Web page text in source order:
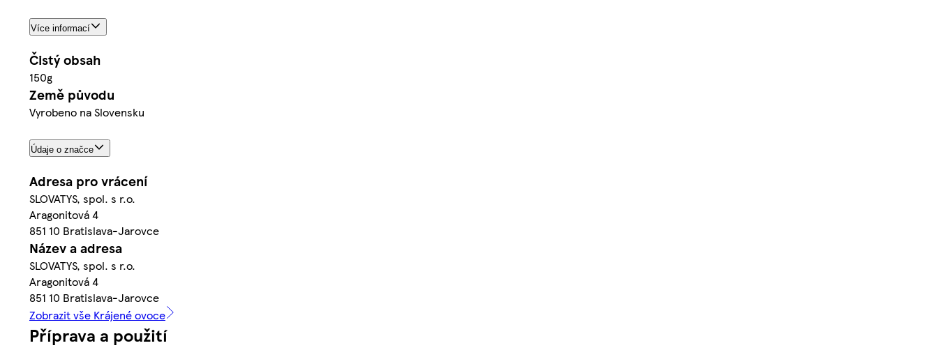
Více informací
Čistý obsah
150g
Země původu
Vyrobeno na Slovensku
Údaje o značce
Adresa pro vrácení
SLOVATYS, spol. s r.o.
Aragonitová 4
851 10 Bratislava-Jarovce
Název a adresa
SLOVATYS, spol. s r.o.
Aragonitová 4
851 10 Bratislava-Jarovce
Zobrazit vše Krájené ovoce
Příprava a použití